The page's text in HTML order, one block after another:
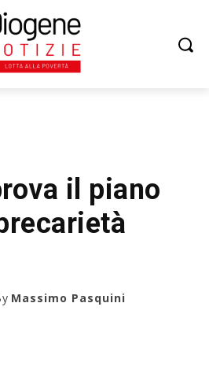
il piano
Massimo Pasquini